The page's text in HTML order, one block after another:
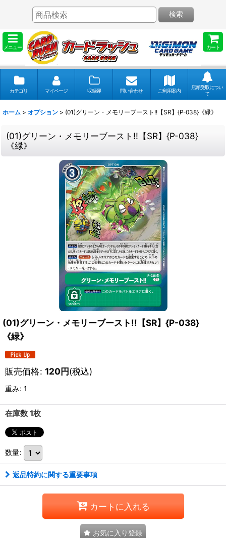
メニュー カート
検索
カテゴリ マイページ 収録弾 問い合わせ ご利用案内
店頭受取につい
て
ホーム > オプション > (01)グリーン・メモリーブースト!!【SR】{P-038}《緑》
(01)グリーン・メモリーブースト!!【SR】{P-038}
《緑》
(01)グリーン・メモリーブースト!!【SR】{P-038}
《緑》
販売価格: 120円(税込)
重み: 1
在庫数 1枚
数量:
返品特約に関する重要事項
カートに入れる
お気に入り登録